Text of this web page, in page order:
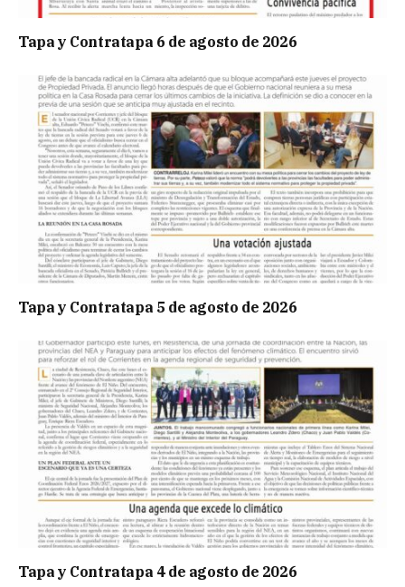
Tapa y Contratapa 6 de agosto de 2026
Tapa y Contratapa 5 de agosto de 2026
Tapa y Contratapa 4 de agosto de 2026